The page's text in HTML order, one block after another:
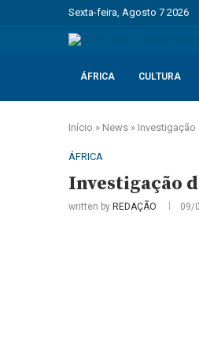
Sexta-feira, Agosto 7 2026
ÁFRICA CULTURA
Início » News » Investigação
ÁFRICA
Investigação
written by REDAÇÃO 09/